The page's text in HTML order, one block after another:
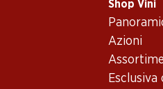
Shop Vini
Azioni
Esclusiva